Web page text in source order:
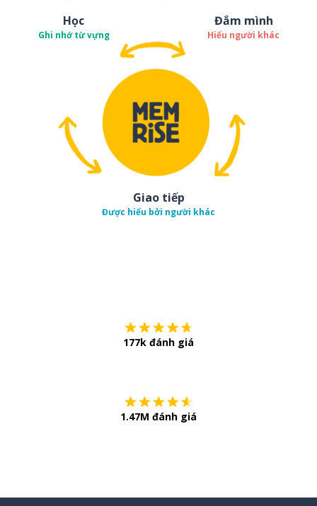
Học
Ghi nhớ từ vựng
Đắm mình
Hiểu người khác
Giao tiếp
Được hiểu bởi người khác
177k đánh giá
1.47M đánh giá